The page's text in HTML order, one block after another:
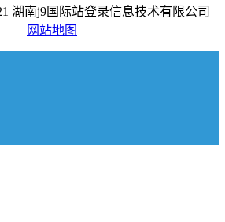
湖南j9国际站登录信息技术有限公司
网站地图